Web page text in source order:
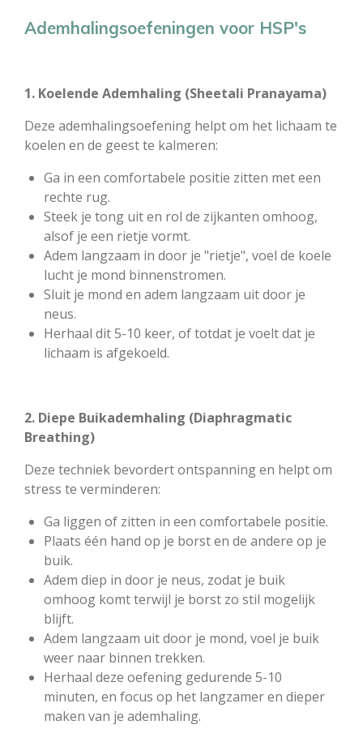
Ademhalingsoefeningen voor HSP's
1. Koelende Ademhaling (Sheetali Pranayama)
Deze ademhalingsoefening helpt om het lichaam te
koelen en de geest te kalmeren:
Ga in een comfortabele positie zitten met een
rechte rug.
Steek je tong uit en rol de zijkanten omhoog,
alsof je een rietje vormt.
Adem langzaam in door je "rietje", voel de koele
lucht je mond binnenstromen.
Sluit je mond en adem langzaam uit door je
neus.
Herhaal dit 5-10 keer, of totdat je voelt dat je
lichaam is afgekoeld.
2. Diepe Buikademhaling (Diaphragmatic
Breathing)
Deze techniek bevordert ontspanning en helpt om
stress te verminderen:
Ga liggen of zitten in een comfortabele positie.
Plaats één hand op je borst en de andere op je
buik.
Adem diep in door je neus, zodat je buik
omhoog komt terwijl je borst zo stil mogelijk
blijft.
Adem langzaam uit door je mond, voel je buik
weer naar binnen trekken.
Herhaal deze oefening gedurende 5-10
minuten, en focus op het langzamer en dieper
maken van je ademhaling.